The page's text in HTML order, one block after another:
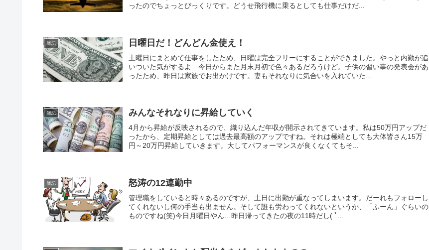
ったのでちょっとびっくりです。どうせ飛行機に乗るとしても仕事だけだ...
雑記 日曜日だ！どんどん金使え！
土曜日にまとめて仕事をしたため、日曜は完全フリーにすることができました。やっと内勤が追
いついた気がするよ…今日からまた月末月初で色々あるだろうけど。子供の習い事の発表会があ
ったため、昨日は家族でお出かけです。妻もそれなりに気合いを入れていた...
雑記 みんなそれなりに昇給していく
4月から昇給が反映されるので、織り込んだ年収が開示されてきています。私は50万円アップだ
ったから、定期昇給としては過去最高額のアップですね。それは極端としても大体皆さん15万
円～20万円昇給していきます。大してパフォーマンスが良くなくてもそ...
雑記 怒涛の12連勤中
管理職をしていると時々あるのですが、土日に出勤が重なってしまいます。だーれもフォローし
てくれないし何の手当も出ません。そして誰も労わってくれないというか、「ふーん」ぐらいの
ものですね(笑)今日月曜日やん…昨日帰ってきたの夜の11時だし( ﾟ...